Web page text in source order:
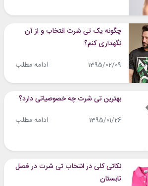
چگونه یک تی شرت انتخاب و از آن
نگهداری کنم؟
1395/02/09 ادامه مطلب
بهترین تی شرت چه خصوصیاتی دارد؟
1395/01/26 ادامه مطلب
نکاتی کلی در انتخاب تی شرت در فصل
تابستان